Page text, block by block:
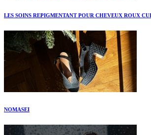
LES SOINS REPIGMENTANT POUR CHEVEUX ROUX
NOMASEI